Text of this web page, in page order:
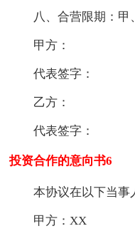
八、合营限期：甲、
甲方：
代表签字：
乙方：
代表签字：
投资合作的意向书6
本协议在以下当事
甲方：XX